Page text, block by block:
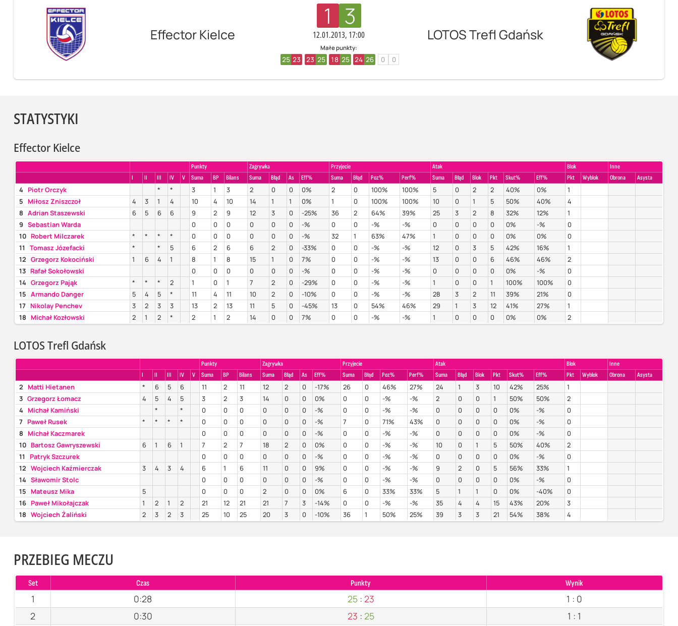
Effector Kielce
1 3
12.01.2013, 17:00
Małe punkty:
25 23 23 25 18 25 24 26 0 0
LOTOS Trefl Gdańsk
STATYSTYKI
Effector Kielce
Punkty Zagrywka Przyjecie Atak Blok
Inne
I
II III IV V Suma BP Bilans Suma Błąd As Eff% Suma Błąd Poz% Perf% Suma Błąd Blok Pkt Skut% Eff% Pkt Wyblok Obrona Asysta
4 Piotr Orczyk * * 3 1 3 2 0 0 0% 2 0 100% 100% 5 0 2 2 40% 0%
1
5
Miłosz Zniszczoł 4 3 1 4 10 4 10 14 1 1 0% 1 0 100% 100% 10 0 1 5 50% 40%
4
8 Adrian Staszewski 6 5 6 6 9 2 9 12 3 0 -25% 36 2 64% 39% 25 3 2 8 32% 12%
1
9 Sebastian Warda 0 0 0 0 0 0 -% 0 0 -% -% 0 0 0 0 0% -%
0
10 Robert Milczarek * * * * 0 0 0 0 0 0 -% 32 1 63% 47% 1 0 0 0 0% 0%
0
11
Tomasz Józefacki * * 5 6 2 6 6 2 0 -33% 0 0 -% -% 12 0 3 5 42% 16%
1
12 Grzegorz Kokociński 1 6 4 1 8 1 8 15 1 0 7% 0 0 -% -% 13 0 0 6 46% 46%
2
13 Rafał Sokołowski 0 0 0 0 0 0 -% 0 0 -% -% 0 0 0 0 0% -%
0
14 Grzegorz Pająk * * * 2 1 0 1 7 2 0 -29% 0 0 -% -% 1 0 0 1 100% 100%
0
15 Armando Danger 5 4 5 * 11 4 11 10 2 0 -10% 0 0 -% -% 28 3 2 11 39% 21%
0
17 Nikolay Penchev 3 2 3 3 13 2 13 11 5 0 -45% 13 0 54% 46% 29 1 3 12 41% 27%
1
18
Michał Kozłowski 2 1 2 * 2 1 2 14 0 0 7% 0 0 -% -% 1 0 0 0 0% 0% 2
LOTOS Trefl Gdańsk
Punkty Zagrywka Przyjecie Atak Blok
Inne
I
II III IV V Suma BP Bilans Suma Błąd As Eff% Suma Błąd Poz% Perf% Suma Błąd Blok Pkt Skut% Eff% Pkt Wyblok Obrona Asysta
2 Matti Hietanen * 6 5 6 11 2 11 12 2 0 -17% 26 0 46% 27% 24 1 3 10 42% 25%
1
3 Grzegorz Łomacz 4 5 4 5 3 2 3 14 0 0 0% 0 0 -% -% 2 0 0 1 50% 50%
2
4 Michał Kamiński * * 0 0 0 0 0 0 -% 0 0 -% -% 0 0 0 0 0% -%
0
7 Paweł Rusek * * * * 0 0 0 0 0 0 -% 7 0 71% 43% 0 0 0 0 0% -%
0
8
Michał Kaczmarek 0 0 0 0 0 0 -% 0 0 -% -% 0 0 0 0 0% -%
0
10 Bartosz Gawryszewski 6 1 6 1 7 2 7 18 2 0 0% 0 0 -% -% 10 0 1 5 50% 40%
2
11
Patryk Szczurek 0 0 0 0 0 0 -% 0 0 -% -% 0 0 0 0 0% -%
0
12 Wojciech Kaźmierczak 3 4 3 4 6 1 6 11 0 0 9% 0 0 -% -% 9 2 0 5 56% 33%
1
14 Sławomir Stolc 0 0 0 0 0 0 -% 0 0 -% -% 0 0 0 0 0% -%
0
15
Mateusz Mika 5 0 0 0 2 0 0 0% 6 0 33% 33% 5 1 1 0 0% -40%
0
16 Paweł Mikołajczak 1 2 1 2 21 12 21 21 7 3 -14% 0 0 -% -% 35 4 4 15 43% 20%
3
18 Wojciech Żaliński 2 3 2 3 25 10 25 20 3 0 -10% 36 1 50% 25% 39 3 3 21 54% 38% 4
PRZEBIEG MECZU
Set Czas Punkty Wynik
1 0:28 25: 23 1 : 0
2
0:30 23 : 25 1 : 1